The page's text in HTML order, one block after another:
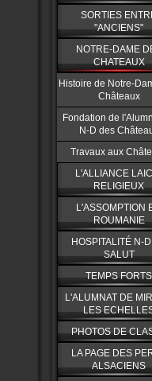
SORTIES
"ANCIENS"
NOTRE-DAME
CHATEAUX
Histoire de Notre-
Châteaux
Fondation de
N-D des
Travaux aux
L'ALLIANCE
RELIGIEUX
L'ASSOMPTION
ROUMANIE
HOSPITALITÉ N-
SALUT
TEMPS FORTS
L'ALUMNAT DE
LES
PHOTOS DE
LA PAGE DES
ALSACIENS